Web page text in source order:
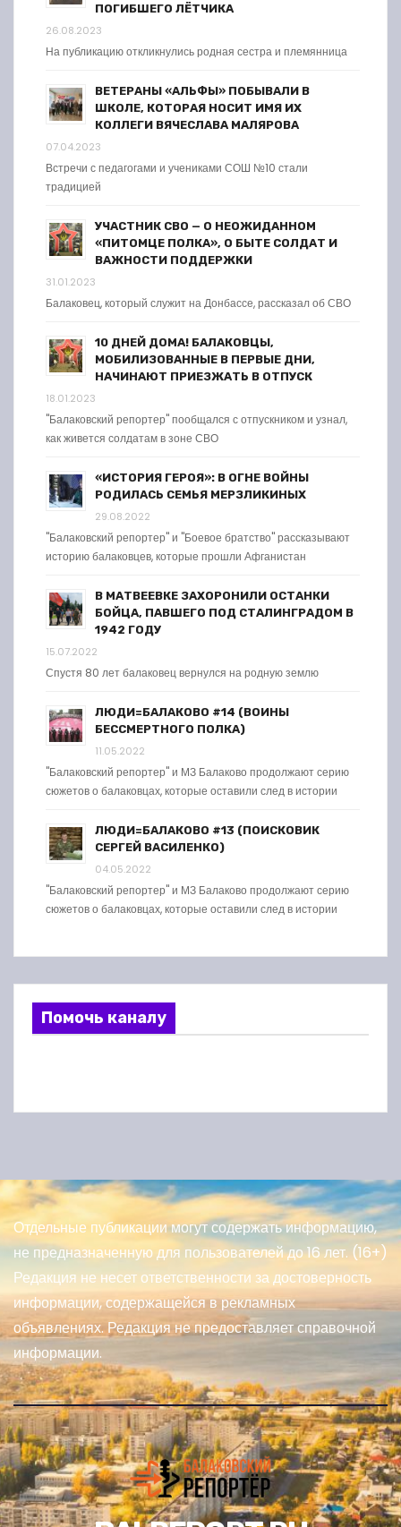
ПОГИБШЕГО ЛЁТЧИКА
26.08.2023
На публикацию откликнулись родная сестра и племянница
ВЕТЕРАНЫ «АЛЬФЫ» ПОБЫВАЛИ В
ШКОЛЕ, КОТОРАЯ НОСИТ ИМЯ ИХ
КОЛЛЕГИ ВЯЧЕСЛАВА МАЛЯРОВА
07.04.2023
Встречи с педагогами и учениками СОШ №10 стали
традицией
УЧАСТНИК СВО — О НЕОЖИДАННОМ
«ПИТОМЦЕ ПОЛКА», О БЫТЕ СОЛДАТ И
ВАЖНОСТИ ПОДДЕРЖКИ
31.01.2023
Балаковец, который служит на Донбассе, рассказал об СВО
10 ДНЕЙ ДОМА! БАЛАКОВЦЫ,
МОБИЛИЗОВАННЫЕ В ПЕРВЫЕ ДНИ,
НАЧИНАЮТ ПРИЕЗЖАТЬ В ОТПУСК
18.01.2023
"Балаковский репортер" пообщался с отпускником и узнал,
как живется солдатам в зоне СВО
«ИСТОРИЯ ГЕРОЯ»: В ОГНЕ ВОЙНЫ
РОДИЛАСЬ СЕМЬЯ МЕРЗЛИКИНЫХ
29.08.2022
"Балаковский репортер" и "Боевое братство" рассказывают
историю балаковцев, которые прошли Афганистан
В МАТВЕЕВКЕ ЗАХОРОНИЛИ ОСТАНКИ
БОЙЦА, ПАВШЕГО ПОД СТАЛИНГРАДОМ В
1942 ГОДУ
15.07.2022
Спустя 80 лет балаковец вернулся на родную землю
ЛЮДИ=БАЛАКОВО #14 (ВОИНЫ
БЕССМЕРТНОГО ПОЛКА)
11.05.2022
"Балаковский репортер" и МЗ Балаково продолжают серию
сюжетов о балаковцах, которые оставили след в истории
ЛЮДИ=БАЛАКОВО #13 (ПОИСКОВИК
СЕРГЕЙ ВАСИЛЕНКО)
04.05.2022
"Балаковский репортер" и МЗ Балаково продолжают серию
сюжетов о балаковцах, которые оставили след в истории
Помочь каналу
Отдельные публикации могут содержать информацию,
не предназначенную для пользователей до 16 лет. (16+)
Редакция не несет ответственности за достоверность
информации, содержащейся в рекламных
объявлениях. Редакция не предоставляет справочной
информации.